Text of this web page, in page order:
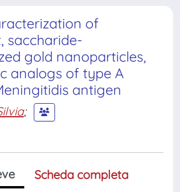
of
saccharide-
gold nanoparticles,
analogs of type A
antigen
;
Scheda completa